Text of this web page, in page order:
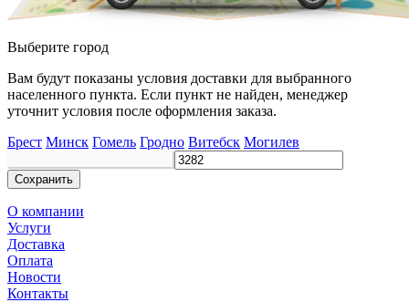
Выберите город
Вам будут показаны условия доставки для выбранного
населенного пункта. Если пункт не найден, менеджер
уточнит условия после оформления заказа.
Брест Минск Гомель Гродно Витебск Могилев
Сохранить
О компании
Услуги
Доставка
Оплата
Новости
Контакты